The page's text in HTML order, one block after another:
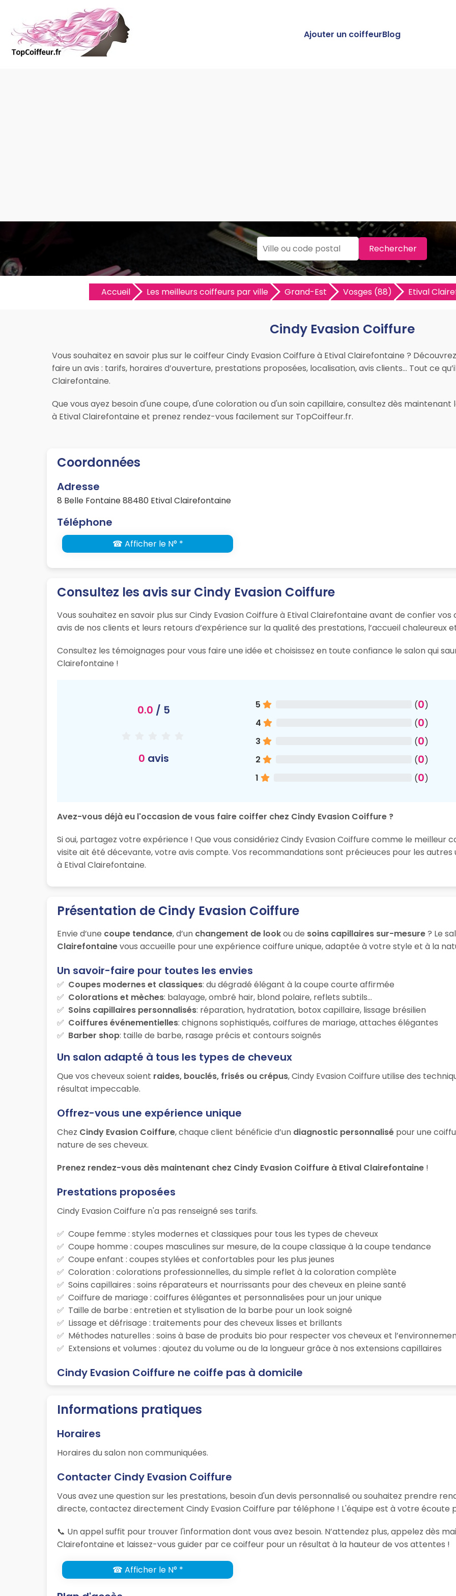
Ajouter un coiffeurBlog
Rechercher
Accueil Les meilleurs coiffeurs par ville Grand-Est Vosges (88) Etival
Cindy Evasion Coiffure
Vous souhaitez en savoir plus sur le coiffeur Cindy Evasion Coiffure à Etival Clairefontaine ?
faire un avis : tarifs, horaires d’ouverture, prestations proposées, localisation, avis clients… Tout ce
Clairefontaine.
Que vous ayez besoin d'une coupe, d'une coloration ou d'un soin capillaire, consultez dès
à Etival Clairefontaine et prenez rendez-vous facilement sur TopCoiffeur.fr.
Coordonnées
Adresse
8 Belle Fontaine 88480 Etival Clairefontaine
Téléphone
☎ Afficher le N° *
Consultez les avis sur Cindy Evasion Coiffure
Vous souhaitez en savoir plus sur Cindy Evasion Coiffure à Etival Clairefontaine avant de confier
avis de nos clients et leurs retours d’expérience sur la qualité des prestations, l’accueil chaleureux
Consultez les témoignages pour vous faire une idée et choisissez en toute confiance le salon qui
Clairefontaine !
0.0 / 5
0 avis
5 (0)
4
(0)
3
(0)
2
(0)
1
(0)
Avez-vous déjà eu l'occasion de vous faire coiffer chez Cindy Evasion Coiffure ?
Si oui, partagez votre expérience ! Que vous considériez Cindy Evasion Coiffure comme le meilleur
visite ait été décevante, votre avis compte. Vos recommandations sont précieuces pour les
à Etival Clairefontaine.
Présentation de Cindy Evasion Coiffure
Envie d’une coupe tendance, d’un changement de lookou de soins capillaires sur-mesure? Le
Clairefontainevous accueille pour une expérience coiffure unique, adaptée à votre style et à la
Un savoir-faire pour toutes les envies
Coupes modernes et classiques: du dégradé élégant à la coupe courte affirmée
Colorations et mèches: balayage, ombré hair, blond polaire, reflets subtils…
Soins capillaires personnalisés: réparation, hydratation, botox capillaire, lissage brésilien
Coiffures événementielles: chignons sophistiqués, coiffures de mariage, attaches élégantes
Barber shop: taille de barbe, rasage précis et contours soignés
Un salon adapté à tous les types de cheveux
Que vos cheveux soient raides, bouclés, frisés ou crépus, Cindy Evasion Coiffure utilise des
résultat impeccable.
Offrez-vous une expérience unique
Chez Cindy Evasion Coiffure, chaque client bénéficie d’un diagnostic personnalisé pour une
nature de ses cheveux.
Prenez rendez-vous dès maintenant chez Cindy Evasion Coiffure à Etival Clairefontaine !
Prestations proposées
Cindy Evasion Coiffure n'a pas renseigné ses tarifs.
Coupe femme : styles modernes et classiques pour tous les types de cheveux
Coupe homme : coupes masculines sur mesure, de la coupe classique à la coupe tendance
Coupe enfant : coupes stylées et confortables pour les plus jeunes
Coloration : colorations professionnelles, du simple reflet à la coloration complète
Soins capillaires : soins réparateurs et nourrissants pour des cheveux en pleine santé
Coiffure de mariage : coiffures élégantes et personnalisées pour un jour unique
Taille de barbe : entretien et stylisation de la barbe pour un look soigné
Lissage et défrisage : traitements pour des cheveux lisses et brillants
Méthodes naturelles : soins à base de produits bio pour respecter vos cheveux et
Extensions et volumes : ajoutez du volume ou de la longueur grâce à nos extensions capillaires
Cindy Evasion Coiffure ne coiffe pas à domicile
Informations pratiques
Horaires
Horaires du salon non communiquées.
Contacter Cindy Evasion Coiffure
Vous avez une question sur les prestations, besoin d'un devis personnalisé ou souhaitez prendre
directe, contactez directement Cindy Evasion Coiffure par téléphone ! L'équipe est à votre écoute
📞 Un appel suffit pour trouver l'information dont vous avez besoin. N’attendez plus, appelez dès
Clairefontaine et laissez-vous guider par ce coiffeur pour un résultat à la hauteur de vos attentes !
☎ Afficher le N° *